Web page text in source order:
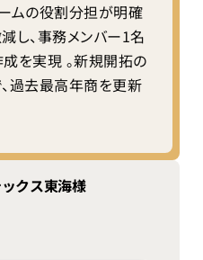
クス東海様
ムの役割分担が明確
し、事務メンバー1名
を実現 。新規開拓の
過去最高年商を更新